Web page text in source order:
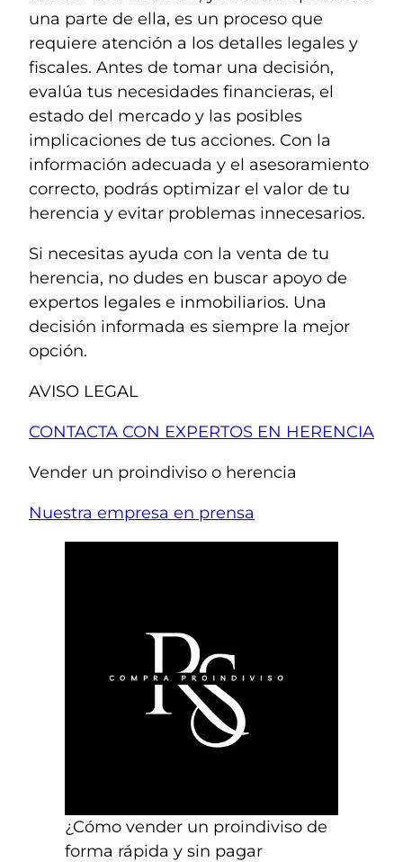
una parte de ella, es un proceso que
requiere atención a los detalles legales y
fiscales. Antes de tomar una decisión,
evalúa tus necesidades financieras, el
estado del mercado y las posibles
implicaciones de tus acciones. Con la
información adecuada y el asesoramiento
correcto, podrás optimizar el valor de tu
herencia y evitar problemas innecesarios.
Si necesitas ayuda con la venta de tu
herencia, no dudes en buscar apoyo de
expertos legales e inmobiliarios. Una
decisión informada es siempre la mejor
opción.
AVISO LEGAL
CONTACTA CON EXPERTOS EN HERENCIA
Vender un proindiviso o herencia
Nuestra empresa en prensa
¿Cómo vender un proindiviso de
forma rápida y sin pagar